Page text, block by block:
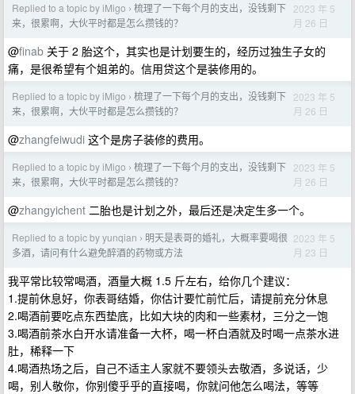
Replied to a topic by iMigo › 梳理了一下每个月的支出，没钱剩下
来，很累啊，大伙平时都是怎么攒钱的？
2023 年 5
月 26 日
@finab 关于 2 胎这个，其实也是计划要生的，经历过独生子女的
痛，是很希望有个姐弟的。信用贷这个是装修用的。
Replied to a topic by iMigo › 梳理了一下每个月的支出，没钱剩下
来，很累啊，大伙平时都是怎么攒钱的？
2023 年 5
月 26 日
@zhangfeiwudi 这个是房子装修的费用。
Replied to a topic by iMigo › 梳理了一下每个月的支出，没钱剩下
来，很累啊，大伙平时都是怎么攒钱的？
2023 年 5
月 26 日
@zhangyichent 二胎也是计划之外，最后还是决定生多一个。
Replied to a topic by yunqian › 明天是表哥的婚礼，大概率要喝很
多酒，请问有什么避免醉酒的药物或方法
2023 年 5
月 23 日
我平常比较常喝酒，酒量大概 1.5 斤左右，给你几个建议：
1.提前休息好，你表哥结婚，你估计要忙前忙后，请提前充分休息
2.喝酒前要吃点东西垫底，比如大块的肉和一些素材，三分之一饱
3.喝酒前茶水白开水请准备一大杯，喝一杯白酒就及时喝一点茶水进
肚，稀释一下
4.喝酒热场之后，自己不适主人家就不要领头去敬酒，多说话，少
喝，别人敬你，你别傻乎乎的直接喝，你就问他怎么喝法，等等